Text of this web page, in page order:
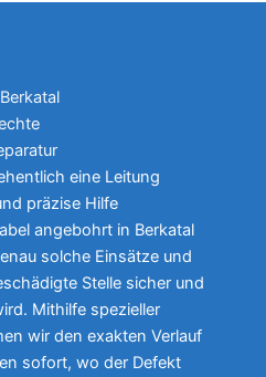
eine Leitung
präzise Hilfe
angebohrt in Berkatal
solche Einsätze und
Stelle sicher und
Mithilfe spezieller
wir den exakten Verlauf
sofort, wo der Defekt